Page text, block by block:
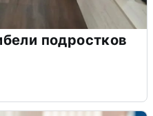
подростков